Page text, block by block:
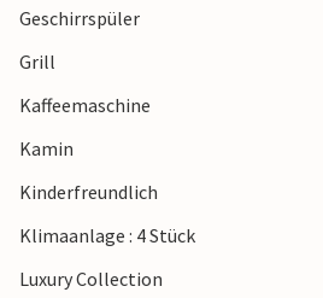
voller Unterhaltung, wie
Adrenalinpark sowie Quad-Fahrten.
Badeausflüge ans Meer planen.
Nikola-Tesla-Museum in Smiljan,
Genießen Sie einen unvergesslichen
Geschirrspüler
Grill
Kaffeemaschine
Kamin
Kinderfreundlich
Klimaanlage : 4 Stück
Luxury Collection